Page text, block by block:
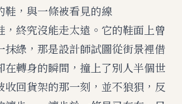
鞋，與一條被看見的線
，終究沒能走太遠。它的鞋面上曾
抹綠，那是設計師試圖從街景裡借
在轉身的瞬間，撞上了別人半個世
收回貨架的那一刻，並不狼狽，反